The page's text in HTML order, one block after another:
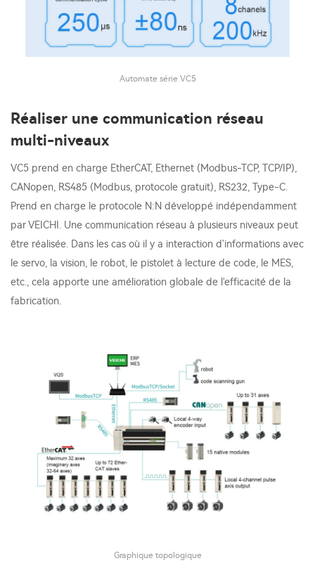
Automate série VC5
Réaliser une communication réseau
multi-niveaux
VC5 prend en charge EtherCAT, Ethernet (Modbus-TCP, TCP/IP),
CANopen, RS485 (Modbus, protocole gratuit), RS232, Type-C.
Prend en charge le protocole N:N développé indépendamment
par VEICHI. Une communication réseau à plusieurs niveaux peut
être réalisée. Dans les cas où il y a interaction d'informations avec
le servo, la vision, le robot, le pistolet à lecture de code, le MES,
etc., cela apporte une amélioration globale de l'efficacité de la
fabrication.
Graphique topologique